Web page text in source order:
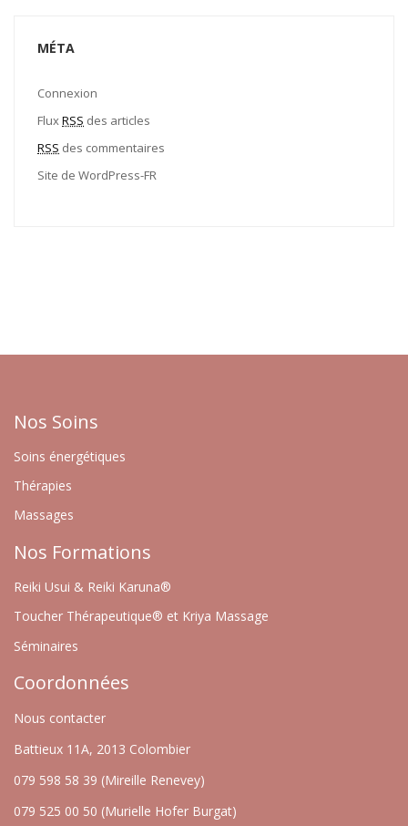
MÉTA
Connexion
Flux RSS des articles
RSS des commentaires
Site de WordPress-FR
Nos Soins
Soins énergétiques
Thérapies
Massages
Nos Formations
Reiki Usui & Reiki Karuna®
Toucher Thérapeutique® et Kriya Massage
Séminaires
Coordonnées
Nous contacter
Battieux 11A, 2013 Colombier
079 598 58 39 (Mireille Renevey)
079 525 00 50 (Murielle Hofer Burgat)